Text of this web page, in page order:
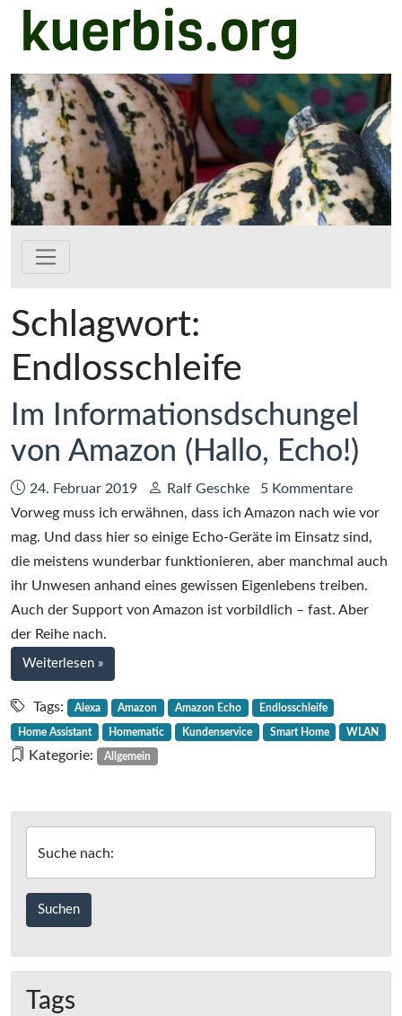
Zum Hauptinhalt springen
kuerbis.org
Schlagwort:
Endlosschleife
Im Informationsdschungel
von Amazon (Hallo, Echo!)
Datum:
24. Februar 2019 Autor:
Ralf Geschke
5 Kommentare
Vorweg muss ich erwähnen, dass ich Amazon nach wie vor
mag. Und dass hier so einige Echo-Geräte im Einsatz sind,
die meistens wunderbar funktionieren, aber manchmal auch
ihr Unwesen anhand eines gewissen Eigenlebens treiben.
Auch der Support von Amazon ist vorbildlich – fast. Aber
der Reihe nach.
Weiterlesen bei
Im
Informationsdschungel
von
Amazon
»
Tags: Alexa Amazon Amazon Echo Endlosschleife
Home Assistant Homematic Kundenservice Smart Home WLAN
Kategorie: Allgemein
Suche nach:
Tags